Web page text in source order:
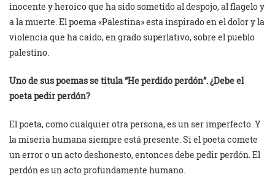
inocente y heroico que ha sido sometido al despojo, al flagelo y
a la muerte. El poema «Palestina» esta inspirado en el dolor y la
violencia que ha caído, en grado superlativo, sobre el pueblo
palestino.
Uno de sus poemas se titula “He perdido perdón”. ¿Debe el
poeta pedir perdón?
El poeta, como cualquier otra persona, es un ser imperfecto. Y
la miseria humana siempre está presente. Si el poeta comete
un error o un acto deshonesto, entonces debe pedir perdón. El
perdón es un acto profundamente humano.